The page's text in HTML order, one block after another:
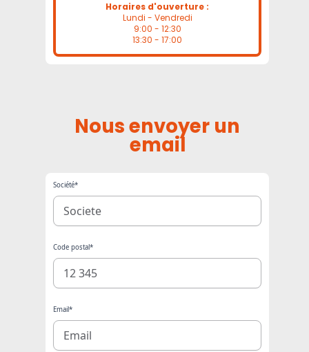
Horaires d'ouverture :
Lundi - Vendredi
9:00 - 12:30
13:30 - 17:00
Nous envoyer un
email
Société*
Code postal*
Email*